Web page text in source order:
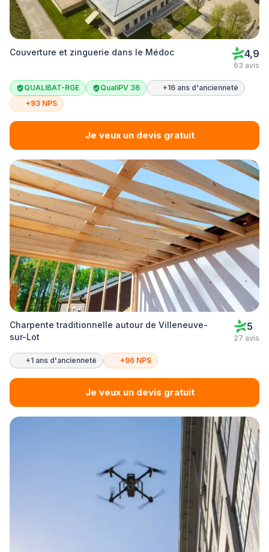
Couverture et zinguerie dans le Médoc 4,9
63 avis
QUALIBAT-RGE QualiPV 36
+16 ans d'ancienneté
+93 NPS
Je veux un devis gratuit
Charpente traditionnelle autour de Villeneuve-
sur-Lot
5
27 avis
+1 ans d'ancienneté +96 NPS
Je veux un devis gratuit